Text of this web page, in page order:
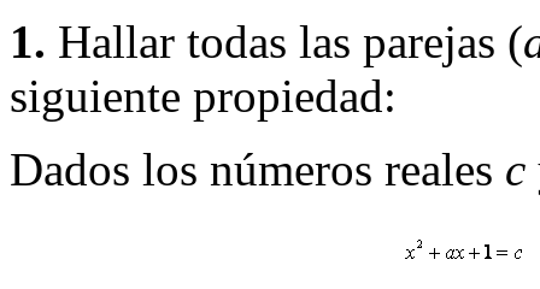
1. Hallar todas las parejas (
siguiente propiedad:
Dados los números reales c